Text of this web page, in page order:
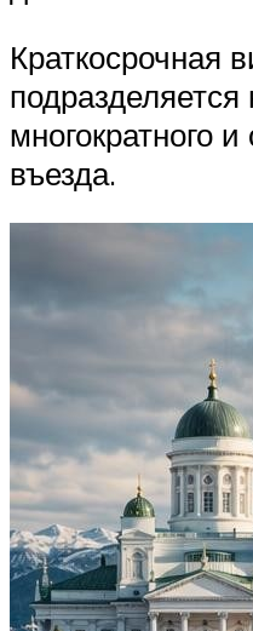
Краткосрочная
многократного и
въезда.